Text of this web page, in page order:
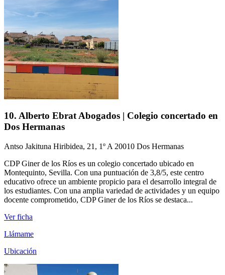
10. Alberto Ebrat Abogados | Colegio concertado en
Dos Hermanas
Antso Jakituna Hiribidea, 21, 1º A 20010 Dos Hermanas
CDP Giner de los Ríos es un colegio concertado ubicado en
Montequinto, Sevilla. Con una puntuación de 3,8/5, este centro
educativo ofrece un ambiente propicio para el desarrollo integral de
los estudiantes. Con una amplia variedad de actividades y un equipo
docente comprometido, CDP Giner de los Ríos se destaca...
Ver ficha
Llámame
Ubicación